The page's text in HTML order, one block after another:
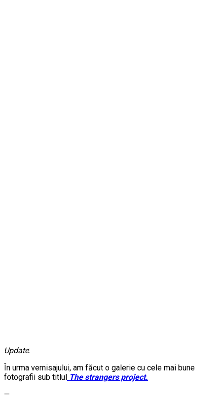
Update:
În urma vernisajului, am făcut o galerie cu cele mai bune
fotografii sub titlul The strangers project.
—